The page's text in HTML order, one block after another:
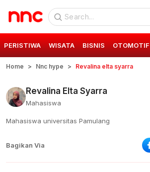
PERISTIWA WISATA BISNIS OTOMOTIF
Home Nnc hype Revalina elta syarra
Revalina Elta Syarra
Mahasiswa
Mahasiswa universitas Pamulang
Bagikan Via